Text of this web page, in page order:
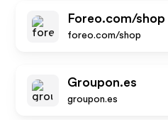
Foreo.com/shop
foreo.com/shop
Groupon.es
groupon.es